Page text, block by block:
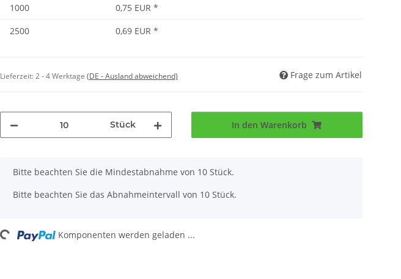
1000
0,75 EUR *
2500
0,69 EUR *
Lieferzeit:2 - 4 Werktage (DE - Ausland abweichend) Frage zum Artikel
Stück In den Warenkorb
x
Bitte beachten Sie die Mindestabnahme von 10 Stück.
Bitte beachten Sie das Abnahmeintervall von 10 Stück.
Loading... Komponenten werden geladen ...